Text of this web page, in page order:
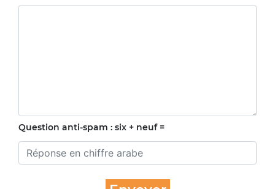
Question anti-spam : six + neuf =